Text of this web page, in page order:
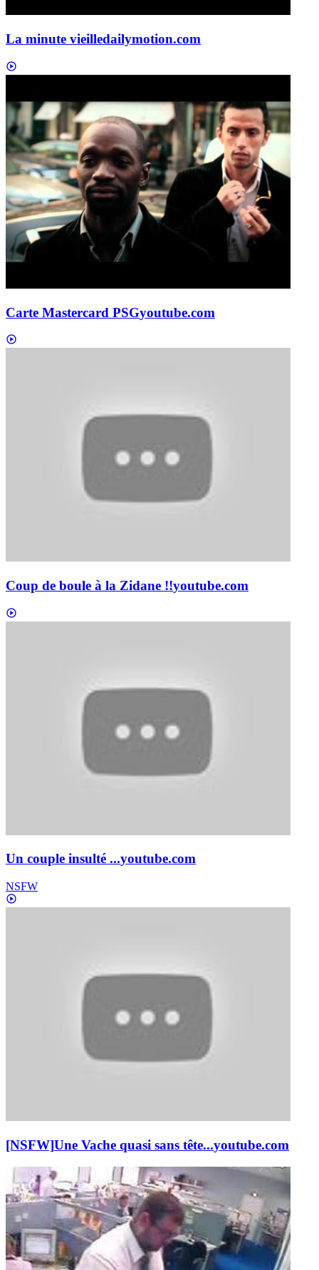
La minute vieilledailymotion.com
Carte Mastercard PSGyoutube.com
Coup de boule à la Zidane !!youtube.com
Un couple insulté ...youtube.com
NSFW
[NSFW]Une Vache quasi sans tête...youtube.com